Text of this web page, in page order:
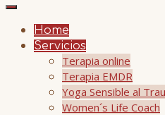
Home
Servicios
Terapia online
Terapia EMDR
Yoga Sensible al
Women´s Life Coach